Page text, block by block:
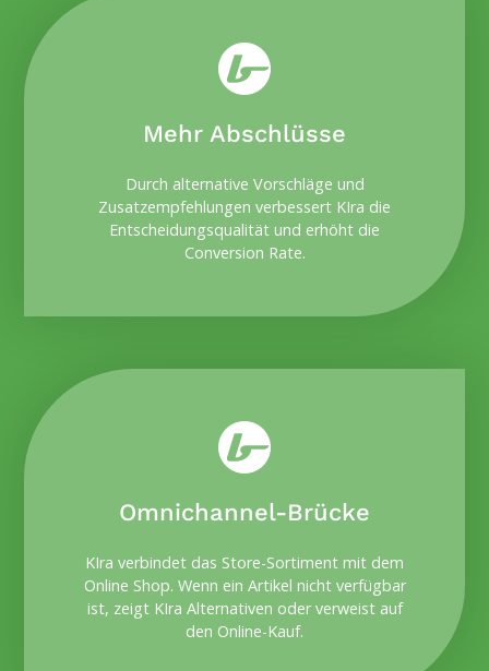
Mehr Abschlüsse
Durch alternative Vorschläge und
Zusatzempfehlungen verbessert KIra die
Entscheidungsqualität und erhöht die
Conversion Rate.
Omnichannel-Brücke
KIra verbindet das Store-Sortiment mit dem
Online Shop. Wenn ein Artikel nicht verfügbar
ist, zeigt KIra Alternativen oder verweist auf
den Online-Kauf.